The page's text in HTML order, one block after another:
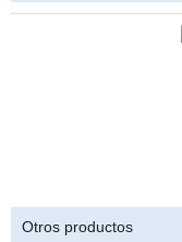
Otros productos